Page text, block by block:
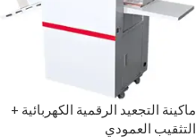
ماكينة التجعيد الرقمية الكهربائية +
التثقيب العمودي